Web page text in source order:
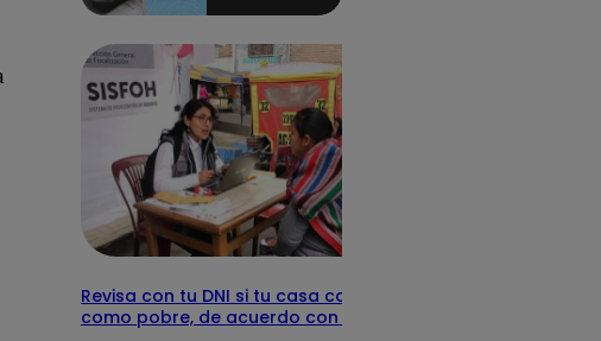
detalles
Revisa con tu DNI si tu casa califica
como pobre, de acuerdo con el Sisfoh